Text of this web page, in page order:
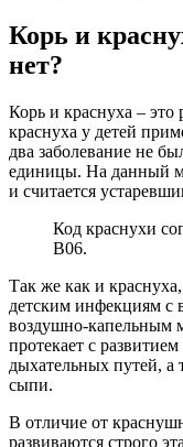
Корь и
нет?
Корь и краснуха – это
краснуха у детей
два заболевание не
единицы. На данный
и считается
Код краснухи
В06.
Так же как и
детским инфекциям с
воздушно-капельным
протекает с
дыхательных путей, а
сыпи.
В отличие от
развиваются строго